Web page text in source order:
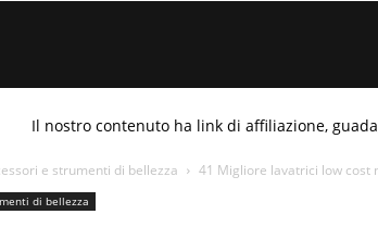
ReviewIl nostro contenuto ha link di affiliazione,
e strumenti di bellezza 41 Migliore lavatrici low cost
di bellezza